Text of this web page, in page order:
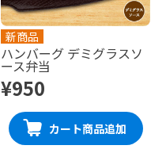
新商品
ハンバーグ デミグラスソ
ース弁当
¥950
カート商品追加